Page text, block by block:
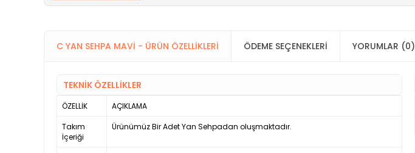
C YAN SEHPA MAVI - ÜRÜN ÖZELLIKLERI ÖDEME SEÇENEKLERI YORUMLAR (0)
TEKNİK ÖZELLİKLER
ÖZELLİK
AÇIKLAMA
Takım
İçeriği
Ürünümüz Bir Adet Yan Sehpadan oluşmaktadır.